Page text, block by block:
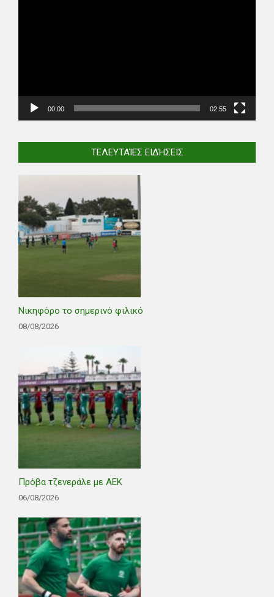
00:00 02:55
ΤΕΛΕΥΤΑΊΕΣ ΕΙΔΉΣΕΙΣ
Νικηφόρο το σημερινό φιλικό
08/08/2026
Πρόβα τζενεράλε με ΑΕΚ
06/08/2026